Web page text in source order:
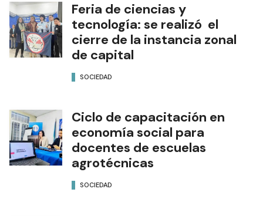
Feria de ciencias y
tecnología: se realizó el
cierre de la instancia zonal
de capital
SOCIEDAD
Ciclo de capacitación en
economía social para
docentes de escuelas
agrotécnicas
SOCIEDAD